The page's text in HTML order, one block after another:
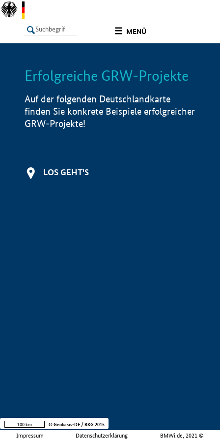
MENÜ
LISTE Info
Erfolgreiche GRW-Projekte
Auf der folgenden Deutschlandkarte
finden Sie konkrete Beispiele erfolgreicher
GRW-Projekte!
LOS GEHT'S
Impressum Datenschutzerklärung BMWi.de, 2021 ©
100 km © Geobasis-DE / BKG 2015